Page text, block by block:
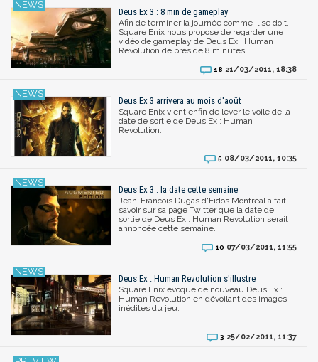
Deus Ex 3 : 8 min de gameplay
Afin de terminer la journée comme il se doit,
Square Enix nous propose de regarder une
vidéo de gameplay de Deus Ex : Human
Revolution de près de 8 minutes.
18 21/03/2011, 18:38
Deus Ex 3 arrivera au mois d'août
Square Enix vient enfin de lever le voile de la
date de sortie de Deus Ex : Human
Revolution.
5 08/03/2011, 10:35
Deus Ex 3 : la date cette semaine
Jean-Francois Dugas d'Eidos Montréal a fait
savoir sur sa page Twitter que la date de
sortie de Deus Ex : Human Revolution serait
annoncée cette semaine.
10 07/03/2011, 11:55
Deus Ex : Human Revolution s'illustre
Square Enix évoque de nouveau Deus Ex :
Human Revolution en dévoilant des images
inédites du jeu.
3 25/02/2011, 11:37